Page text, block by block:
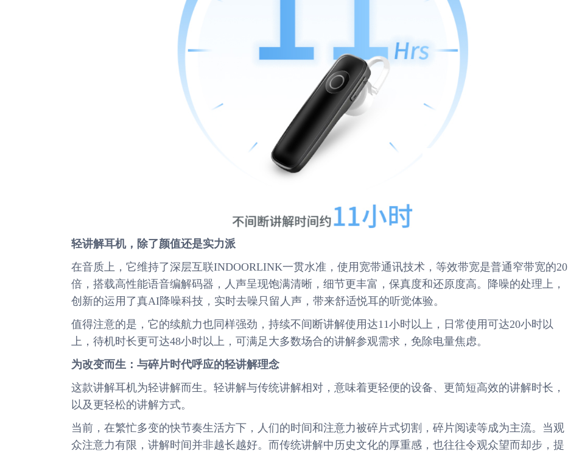
轻讲解耳机， 除了颜值还是实力派
在音质上，它维持了深层互联INDOORLINK一贯水准，使用宽带通讯技术，等效带宽是普通窄带宽的20
倍，搭载高性能语音编解码器，人声呈现饱满清晰，细节更丰富，保真度和还原度高。降噪的处理上，
创新的运用了真AI降噪科技，实时去噪只留人声，带来舒适悦耳的听觉体验。
值得注意的是，它的续航力也同样强劲，持续不间断讲解使用达11小时以上，日常使用可达20小时以
上，待机时长更可达48小时以上，可满足大多数场合的讲解参观需求，免除电量焦虑。
为改变而生：与碎片时代呼应的轻讲解理念
这款讲解耳机为轻讲解而生。轻讲解与传统讲解相对，意味着更轻便的设备、更简短高效的讲解时长，
以及更轻松的讲解方式。
当前，在繁忙多变的快节奏生活方下，人们的时间和注意力被碎片式切割，碎片阅读等成为主流。当观
众注意力有限，讲解时间并非越长越好。而传统讲解中历史文化的厚重感，也往往令观众望而却步，提